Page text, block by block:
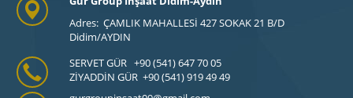
Adres: ÇAMLIK MAHALLESİ 427 SOKAK 21 B/D
Didim/AYDIN
SERVET GÜR +90 (541) 647 70 05
ZİYADDİN GÜR +90 (541) 919 49 49